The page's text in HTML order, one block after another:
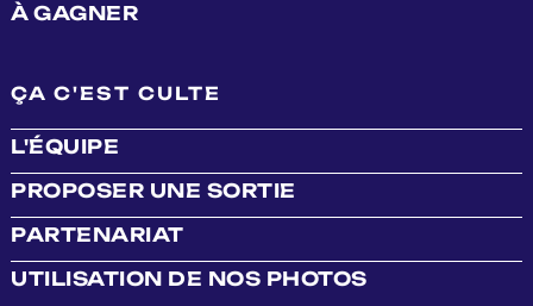
À GAGNER
ÇA C'EST CULTE
L'ÉQUIPE
PROPOSER UNE SORTIE
PARTENARIAT
UTILISATION DE NOS PHOTOS